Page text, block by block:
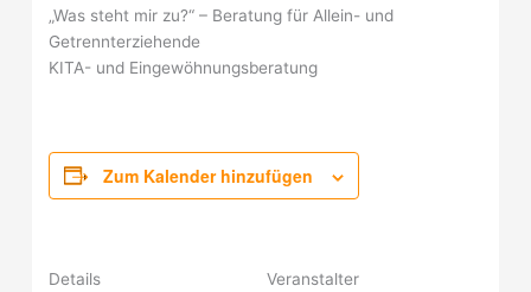
„Was steht mir zu?“ – Beratung für Allein- und
Getrennterziehende
KITA- und Eingewöhnungsberatung
Zum Kalender hinzufügen
Details
Veranstalter